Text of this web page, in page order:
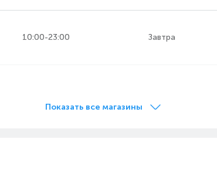
10:00-23:00 Завтра
Показать все магазины